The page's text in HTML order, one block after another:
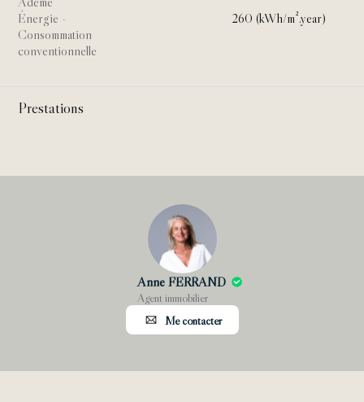
Énergie -
Consommation
conventionnelle
260 (kWh/m².year)
Prestations
Anne FERRAND
Agent immobilier
Me contacter